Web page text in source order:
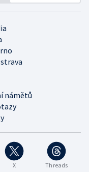
námětů
X Threads